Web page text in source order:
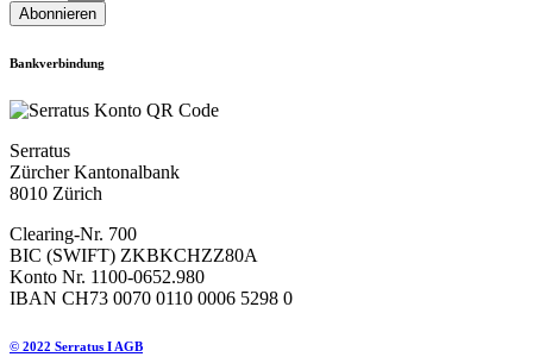
Abonnieren
Bankverbindung
Serratus
Zürcher Kantonalbank
8010 Zürich
Clearing-Nr. 700
BIC (SWIFT) ZKBKCHZZ80A
Konto Nr. 1100-0652.980
IBAN CH73 0070 0110 0006 5298 0
© 2022 Serratus I AGB